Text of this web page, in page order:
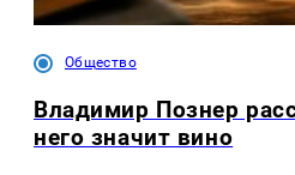
Общество
Владимир Познер
него значит вино